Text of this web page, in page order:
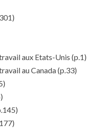
aux Etats-Unis (p.1)
au Canada(p.33)